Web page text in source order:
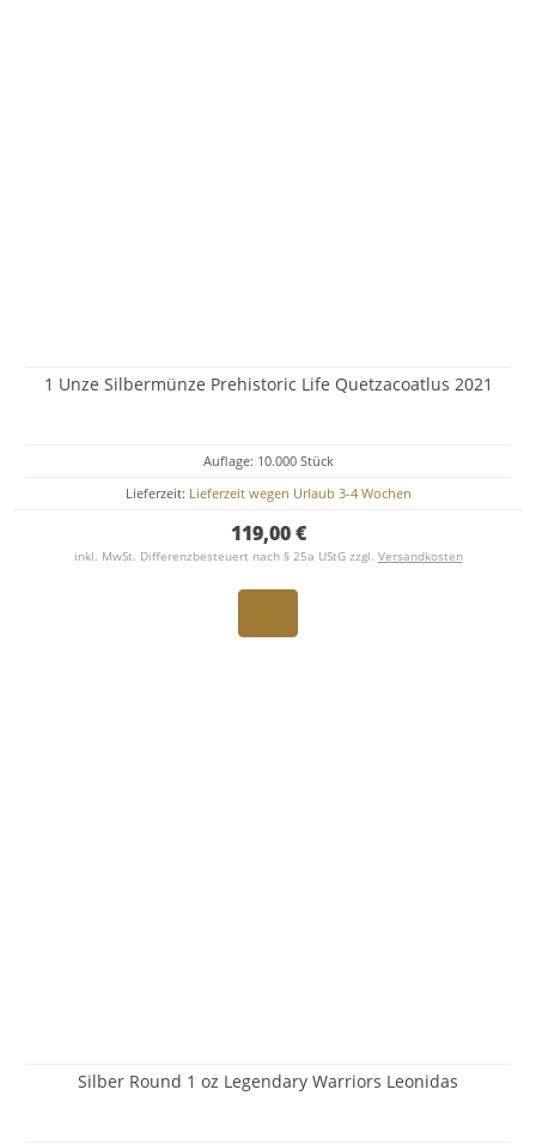
1 Unze Silbermünze Prehistoric Life Quetzacoatlus 2021
Auflage: 10.000 Stück
Lieferzeit: Lieferzeit wegen Urlaub 3-4 Wochen
119,00 €
inkl. MwSt. Differenzbesteuert nach § 25a UStG zzgl. Versandkosten
Silber Round 1 oz Legendary Warriors Leonidas